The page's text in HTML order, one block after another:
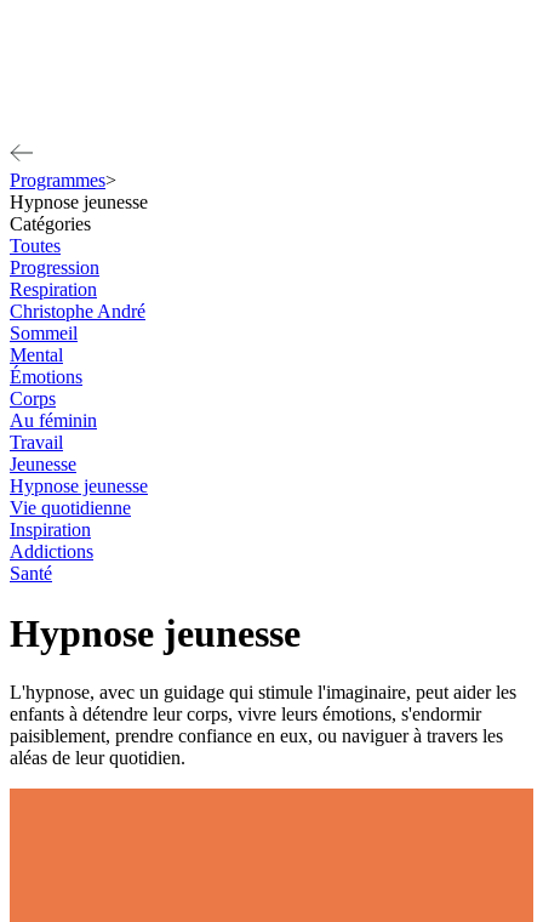
Programmes>
Hypnose jeunesse
Catégories
Toutes
Progression
Respiration
Christophe André
Sommeil
Mental
Émotions
Corps
Au féminin
Travail
Jeunesse
Hypnose jeunesse
Vie quotidienne
Inspiration
Addictions
Santé
Hypnose jeunesse
L'hypnose, avec un guidage qui stimule l'imaginaire, peut aider les
enfants à détendre leur corps, vivre leurs émotions, s'endormir
paisiblement, prendre confiance en eux, ou naviguer à travers les
aléas de leur quotidien.